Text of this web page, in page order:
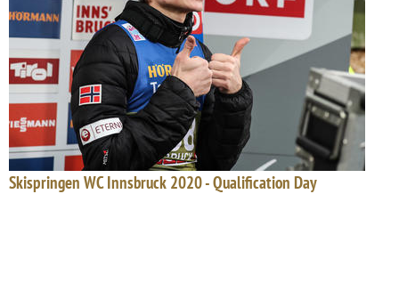
Skispringen WC Innsbruck 2020 - Qualification Day